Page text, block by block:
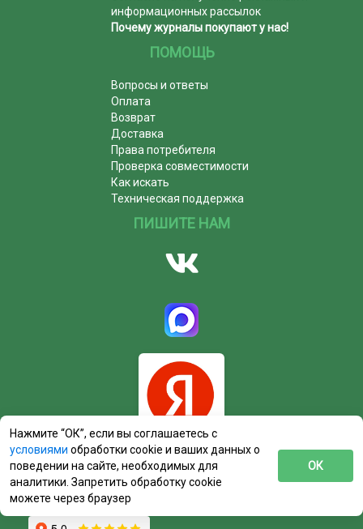
информационных рассылок
Почему журналы покупают у нас!
ПОМОЩЬ
Вопросы и ответы
Оплата
Возврат
Доставка
Права потребителя
Проверка совместимости
Как искать
Техническая поддержка
ПИШИТЕ НАМ
Нажмите “ОК”, если вы соглашаетесь с
условиями обработки cookie и ваших данных о
поведении на сайте, необходимых для
аналитики. Запретить обработку cookie
можете через браузер
ОК